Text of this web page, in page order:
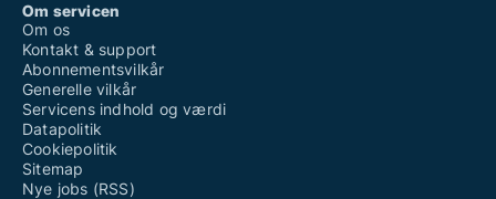
Om servicen
Om os
Kontakt & support
Abonnementsvilkår
Generelle vilkår
Servicens indhold og værdi
Datapolitik
Cookiepolitik
Sitemap
Nye jobs (RSS)